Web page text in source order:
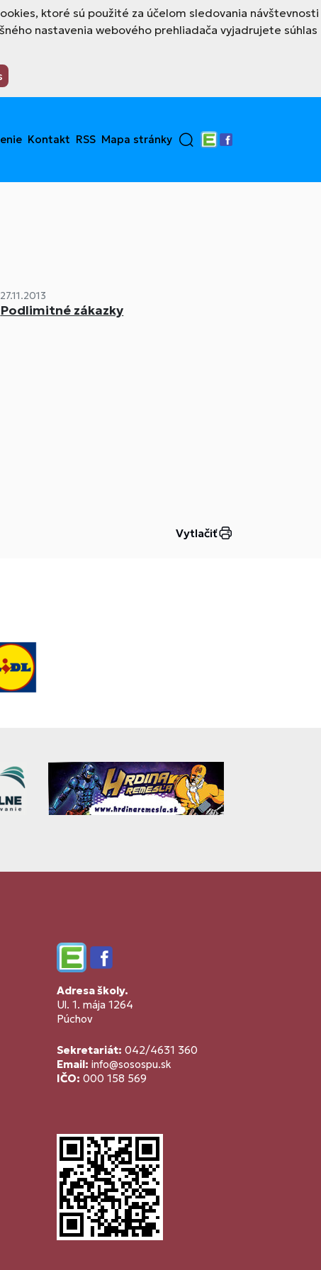
ktoré sú použité za účelom sledovania návštevnosti
nastavenia webového prehliadača vyjadrujete súhlas
Kontakt RSS Mapa stránky
Edupage
Facebook
27.11.2013
Podlimitné zákazky
Vytlačiť
EdupageFacebook
Adresa školy.
Ul. 1. mája 1264
Púchov
Sekretariát: 042/4631 360
Email: info@sosospu.sk
IČO: 000 158 569